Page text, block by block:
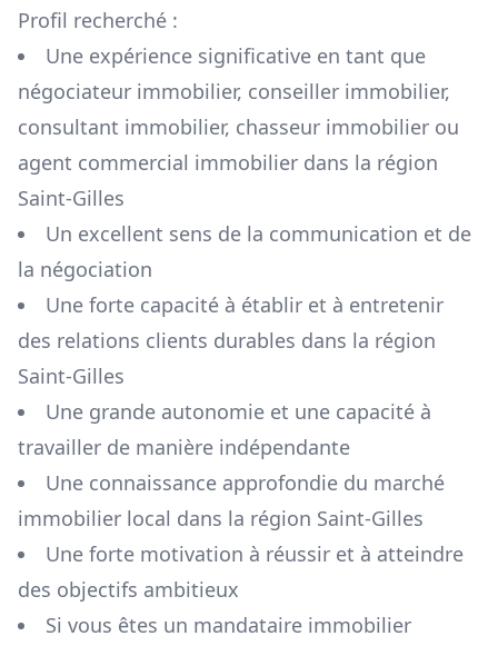
Profil recherché :
Une expérience significative en tant que
négociateur immobilier, conseiller immobilier,
consultant immobilier, chasseur immobilier ou
agent commercial immobilier dans la région
Saint-Gilles
Un excellent sens de la communication et de
la négociation
Une forte capacité à établir et à entretenir
des relations clients durables dans la région
Saint-Gilles
Une grande autonomie et une capacité à
travailler de manière indépendante
Une connaissance approfondie du marché
immobilier local dans la région Saint-Gilles
Une forte motivation à réussir et à atteindre
des objectifs ambitieux
Si vous êtes un mandataire immobilier